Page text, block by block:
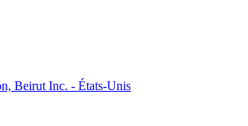
Beirut Inc. - États-Unis